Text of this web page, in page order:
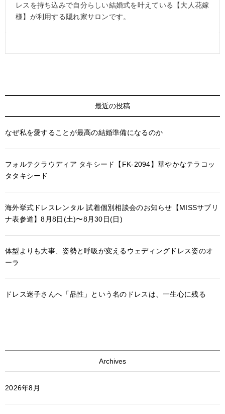
レスを持ち込みで自分らしい結婚式を叶えている【大人花嫁
様】が利用する隠れ家サロンです。
最近の投稿
なぜ私を愛することが最高の結婚準備になるのか
フォルテクラウディア タキシード【FK-2094】華やかなテラコッ
タタキシード
海外挙式ドレスレンタル 試着個別相談会のお知らせ【MISSサブリ
ナ表参道】8月8日(土)〜8月30日(日)
体型よりも大事、姿勢と呼吸が変えるウェディングドレス姿のオ
ーラ
ドレス迷子さんへ「品性」という名のドレスは、一生心に残る
Archives
2026年8月